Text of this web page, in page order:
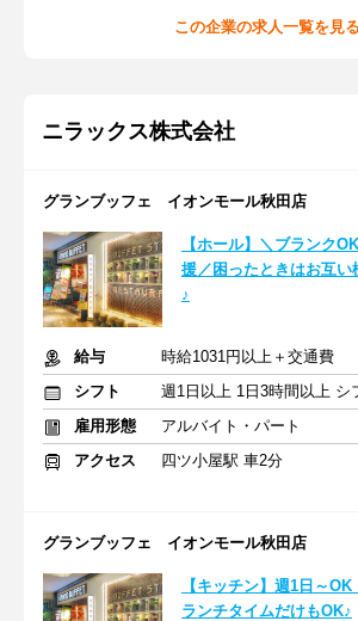
この企業の求人一覧を見る
ニラックス株式会社
グランブッフェ イオンモール秋田店
【ホール】＼ブランク
援／困ったときはお互
♪
給与
時給1031円以上＋交通費
シフト
雇用形態
アルバイト・パート
アクセス
四ツ小屋駅 車2分
グランブッフェ イオンモール秋田店
【キッチン】週1日～
ランチタイムだけもOK♪